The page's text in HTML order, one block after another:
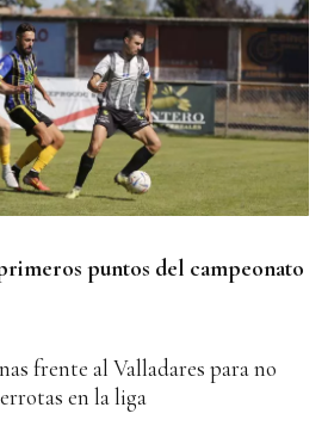
puntos del campeonato
frente al Valladares para no
en la liga